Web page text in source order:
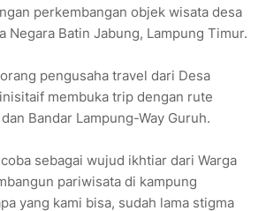
perkembangan objek wisata desa
Negara Batin Jabung, Lampung Timur.
pengusaha travel dari Desa
membuka trip dengan rute
Bandar Lampung-Way Guruh.
sebagai wujud ikhtiar dari Warga
pariwisata di kampung
yang kami bisa, sudah lama stigma